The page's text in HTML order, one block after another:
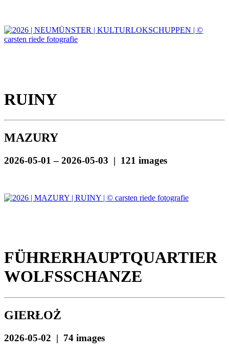
RUINY
MAZURY
2026-05-01 – 2026-05-03 | 121 images
FÜHRERHAUPTQUARTIER
WOLFSSCHANZE
GIERŁOŻ
2026-05-02 | 74 images